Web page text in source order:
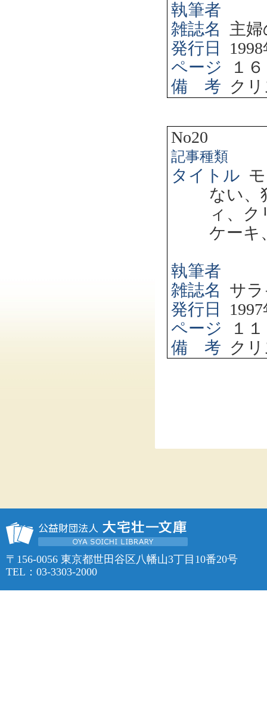
執筆者
雑誌名
主
発行日
1998
ページ
１
備 考 ク
No20
記事種類
タイトル
ない
ィ、
ケーキ
執筆者
雑誌名
サ
発行日
1997
ページ
１
備 考 ク
〒156-0056 東京都世田谷区八幡山3丁目10番20号
TEL：03-3303-2000